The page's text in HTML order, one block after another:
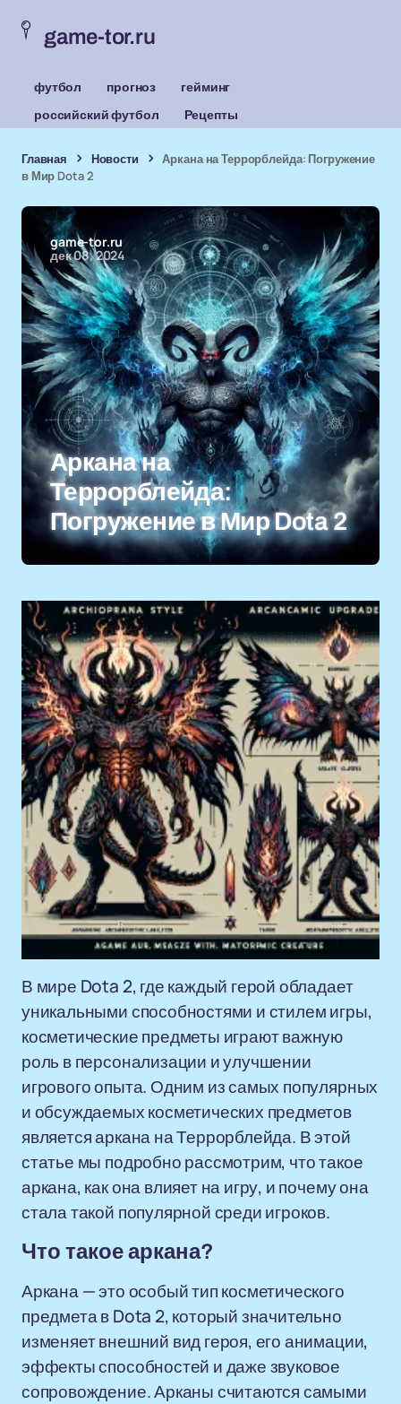
game-tor.ru
футбол прогноз
гейминг
российский футбол
Рецепты
Главная Новости
Аркана на Террорблейда: Погружение
в Мир Dota 2
game-tor.ru
дек 08, 2024
Аркана на
Террорблейда:
Погружение в Мир Dota 2
В мире Dota 2, где каждый герой обладает
уникальными способностями и стилем игры,
косметические предметы играют важную
роль в персонализации и улучшении
игрового опыта. Одним из самых популярных
и обсуждаемых косметических предметов
является аркана на Террорблейда. В этой
статье мы подробно рассмотрим, что такое
аркана, как она влияет на игру, и почему она
стала такой популярной среди игроков.
Что такое аркана?
Аркана — это особый тип косметического
предмета в Dota 2, который значительно
изменяет внешний вид героя, его анимации,
эффекты способностей и даже звуковое
сопровождение. Арканы считаются самыми